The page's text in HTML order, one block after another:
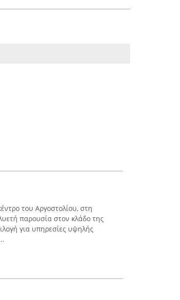
του Αργοστολίου, στη
παρουσία στον κλάδο της
για υπηρεσίες υψηλής